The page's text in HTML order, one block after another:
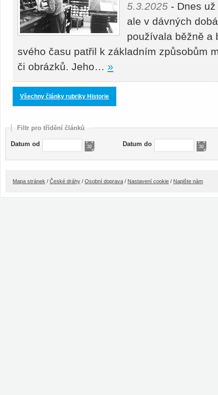
5.3.2025 - Dnes
ale v dávných
používala běžně a
svého času patřil k základním způsobům
či obrázků. Jeho… »
Všechny články rubriky Historie
Filtr pro třídění článků
Datum od Datum do
Mapa stránek / České dráhy / Osobní doprava / Nastavení cookie / Napište nám